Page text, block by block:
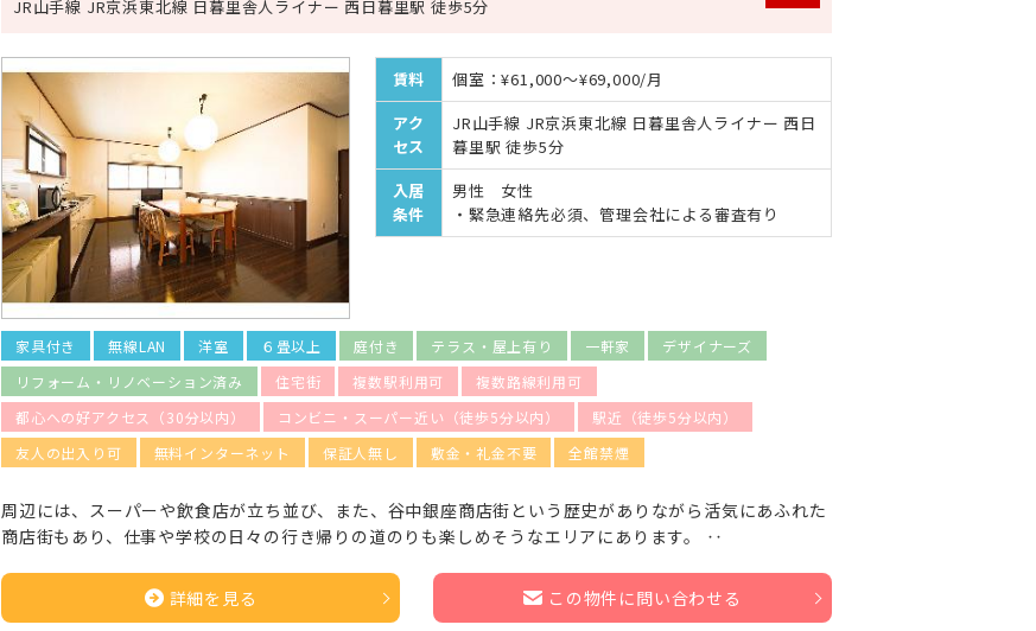
JR山手線 JR京浜東北線 日暮里舎人ライナー 西日暮里駅 徒歩5分
賃料
個室：¥61,000～¥69,000/月
アク
セス
JR山手線 JR京浜東北線 日暮里舎人ライナー 西日
暮里駅 徒歩5分
入居
条件
男性 女性
・緊急連絡先必須、管理会社による審査有り
家具付き 無線LAN 洋室 ６畳以上 庭付き テラス・屋上有り 一軒家
デザイナーズ
リフォーム・リノベーション済み
住宅街 複数駅利用可
複数路線利用可
都心への好アクセス（30分以内）
コンビニ・スーパー近い（徒歩5分以内）
駅近（徒歩5分以内）
友人の出入り可
無料インターネット 保証人無し 敷金・礼金不要 全館禁煙
周辺には、スーパーや飲食店が立ち並び、また、谷中銀座商店街という歴史がありながら活気にあふれた
商店街もあり、仕事や学校の日々の行き帰りの道のりも楽しめそうなエリアにあります。 ‥
詳細を見る この物件に問い合わせる